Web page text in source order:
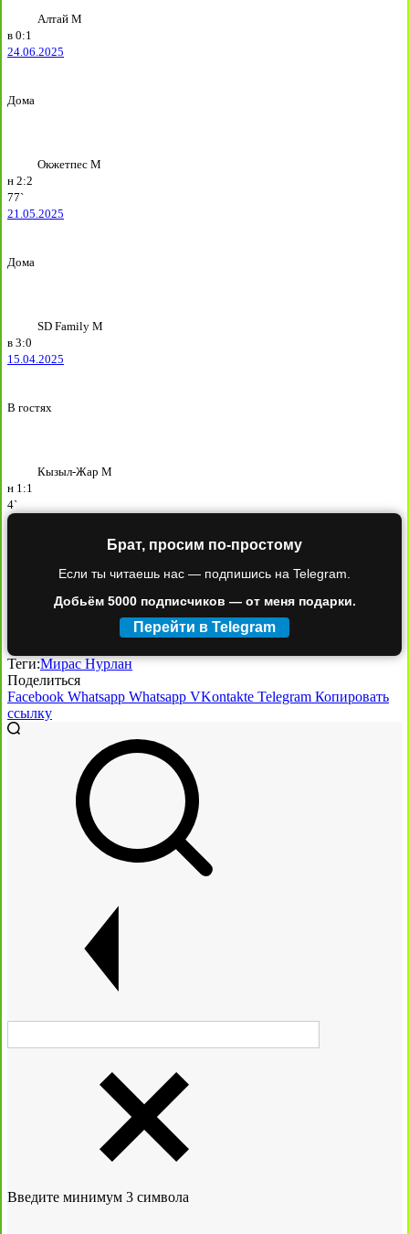
Алтай М
в 0:1
24.06.2025
Дома
Окжетпес М
н 2:2
77`
21.05.2025
Дома
SD Family М
в 3:0
15.04.2025
В гостях
Кызыл-Жар М
н 1:1
4`
Брат, просим по-простому
Если ты читаешь нас — подпишись на Telegram.
Добьём 5000 подписчиков — от меня подарки.
Перейти в Telegram
Теги:Мирас Нурлан
Поделиться
Facebook Whatsapp Whatsapp VKontakte Telegram Копировать
ссылку
Введите минимум 3 символа